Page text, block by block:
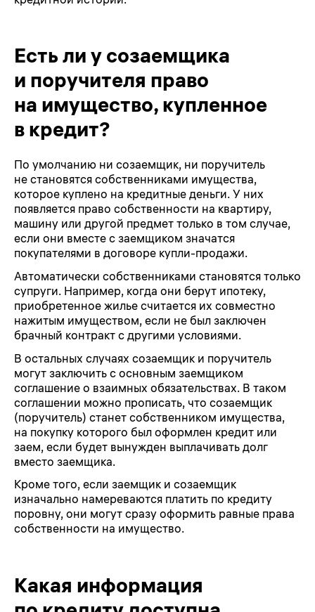
Есть ли у созаемщика
и поручителя право
на имущество, купленное
в кредит?
По умолчанию ни созаемщик, ни поручитель
не становятся собственниками имущества,
которое куплено на кредитные деньги. У них
появляется право собственности на квартиру,
машину или другой предмет только в том случае,
если они вместе с заемщиком значатся
покупателями в договоре купли-продажи.
Автоматически собственниками становятся только
супруги. Например, когда они берут ипотеку,
приобретенное жилье считается их совместно
нажитым имуществом, если не был заключен
брачный контракт с другими условиями.
В остальных случаях созаемщик и поручитель
могут заключить с основным заемщиком
соглашение о взаимных обязательствах. В таком
соглашении можно прописать, что созаемщик
(поручитель) станет собственником имущества,
на покупку которого был оформлен кредит или
заем, если будет вынужден выплачивать долг
вместо заемщика.
Кроме того, если заемщик и созаемщик
изначально намереваются платить по кредиту
поровну, они могут сразу оформить равные права
собственности на имущество.
Какая информация